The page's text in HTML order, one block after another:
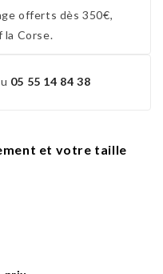
offerts dès 350€,
la Corse.
05 55 14 84 38
et votre taille